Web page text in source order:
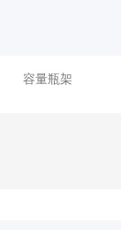
容量瓶架